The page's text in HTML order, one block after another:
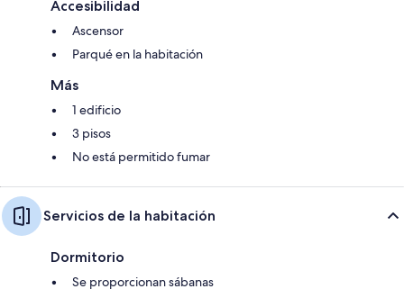
Accesibilidad
Ascensor
Parqué en la habitación
Más
1 edificio
3 pisos
No está permitido fumar
Servicios de la habitación
Dormitorio
Se proporcionan sábanas